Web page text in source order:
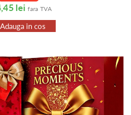
lei fara TVA
in cos